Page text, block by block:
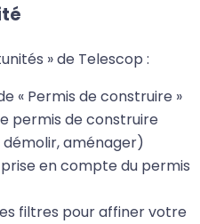
» de Telescop :
« Permis de construire »
permis de construire
aménager)
en compte du permis
filtres pour affiner votre